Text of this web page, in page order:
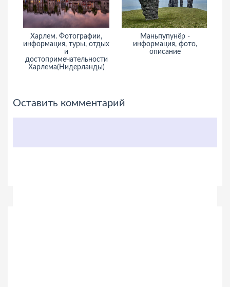
Харлем. Фотографии,
информация, туры, отдых
и
достопримечательности
Харлема(Нидерланды)
Маньпупунёр -
информация, фото,
описание
Оставить комментарий